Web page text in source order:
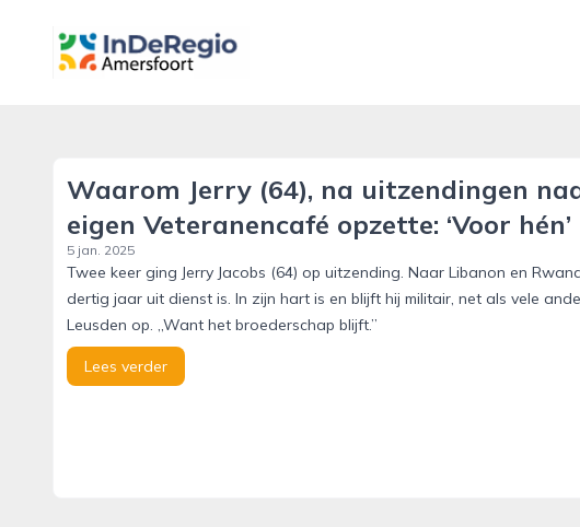
inderegioamersfoort.nl
Waarom Jerry (64), na uitzendingen
eigen Veteranencafé opzette: ‘Voor hén’
5 jan. 2025
Twee keer ging Jerry Jacobs (64) op uitzending. Naar Libanon en
dertig jaar uit dienst is. In zijn hart is en blijft hij militair, net als vele
Leusden op. ,,Want het broederschap blijft.”
Lees verder